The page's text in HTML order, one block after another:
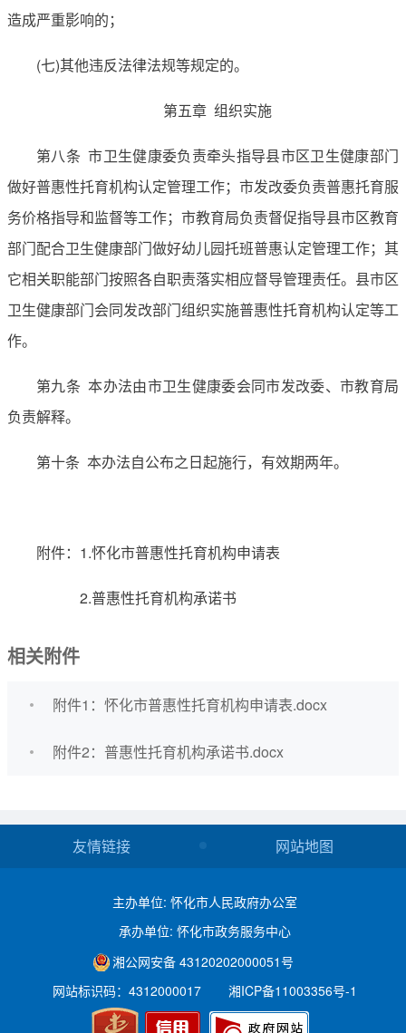
造成严重影响的；
(七)其他违反法律法规等规定的。
第五章 组织实施
第八条 市卫生健康委负责牵头指导县市区卫生健康部门
做好普惠性托育机构认定管理工作；市发改委负责普惠托育服
务价格指导和监督等工作；市教育局负责督促指导县市区教育
部门配合卫生健康部门做好幼儿园托班普惠认定管理工作；其
它相关职能部门按照各自职责落实相应督导管理责任。县市区
卫生健康部门会同发改部门组织实施普惠性托育机构认定等工
作。
第九条 本办法由市卫生健康委会同市发改委、市教育局
负责解释。
第十条 本办法自公布之日起施行，有效期两年。
附件：1.怀化市普惠性托育机构申请表
2.普惠性托育机构承诺书
相关附件
附件1：怀化市普惠性托育机构申请表.docx
附件2：普惠性托育机构承诺书.docx
友情链接 网站地图
主办单位: 怀化市人民政府办公室
承办单位: 怀化市政务服务中心
湘公网安备 43120202000051号
网站标识码：4312000017
湘ICP备11003356号-1